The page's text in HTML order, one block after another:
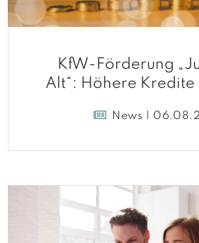
KfW-Förderung
Alt“: Höhere Kredite
News |